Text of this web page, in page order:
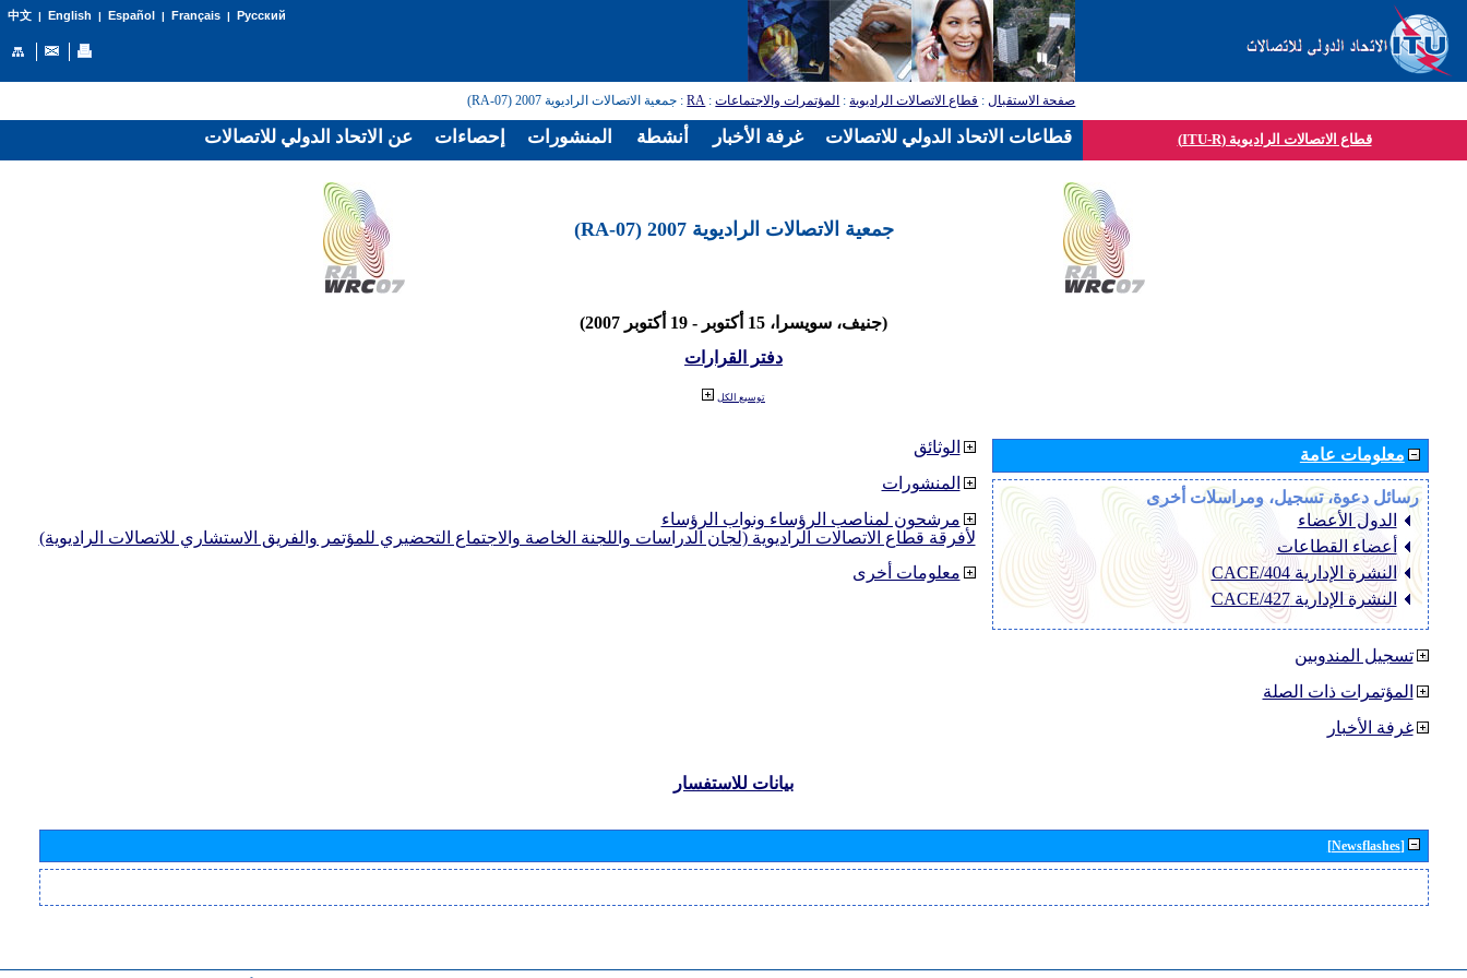
中文| English | Español | Français| Русский
صفحة الاستقبال: قطاع الاتصالات الراديوية: المؤتمرات والاجتماعات:
RA: جمعية الاتصالات الراديوية 2007 (RA-07)
قطاع الاتصالات الراديوية (ITU-R)
جمعية الاتصالات الراديوية 2007 (RA-07)
(جنيف، سويسرا، 15 أكتوبر - 19 أكتوبر 2007)
دفتر القرارات
توسيع الكل
الوثائق
المنشورات
مرشحون لمناصب الرؤساء ونواب الرؤساء
لأفرقة قطاع الاتصالات الراديوية (لجان الدراسات واللجنة الخاصة والاجتماع التحضيري للمؤتمر والفريق الاستشاري للاتصالات الراديوية)
معلومات أخرى
معلومات عامة
رسائل دعوة، تسجيل، ومراسلات أخرى
الدول الأعضاء
أعضاء القطاعات
النشرة الإدارية CACE/404
النشرة الإدارية CACE/427
تسجيل المندوبين
المؤتمرات ذات الصلة
غرفة الأخبار
بيانات للاستفسار
[Newsflashes]
عن الاتحاد الدولي للاتصالات إحصاءات المنشورات أنشطة غرفة الأخبار قطاعات الاتحاد الدولي للاتصالات